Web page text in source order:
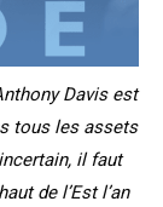
Davis est
tous les assets
il faut
de l’Est l’an